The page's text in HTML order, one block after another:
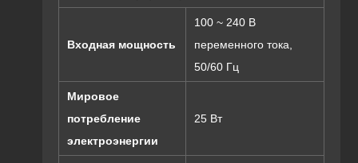
Входная мощность
100 ~ 240 В
переменного тока,
50/60 Гц
Мировое
потребление
электроэнергии
25 Вт